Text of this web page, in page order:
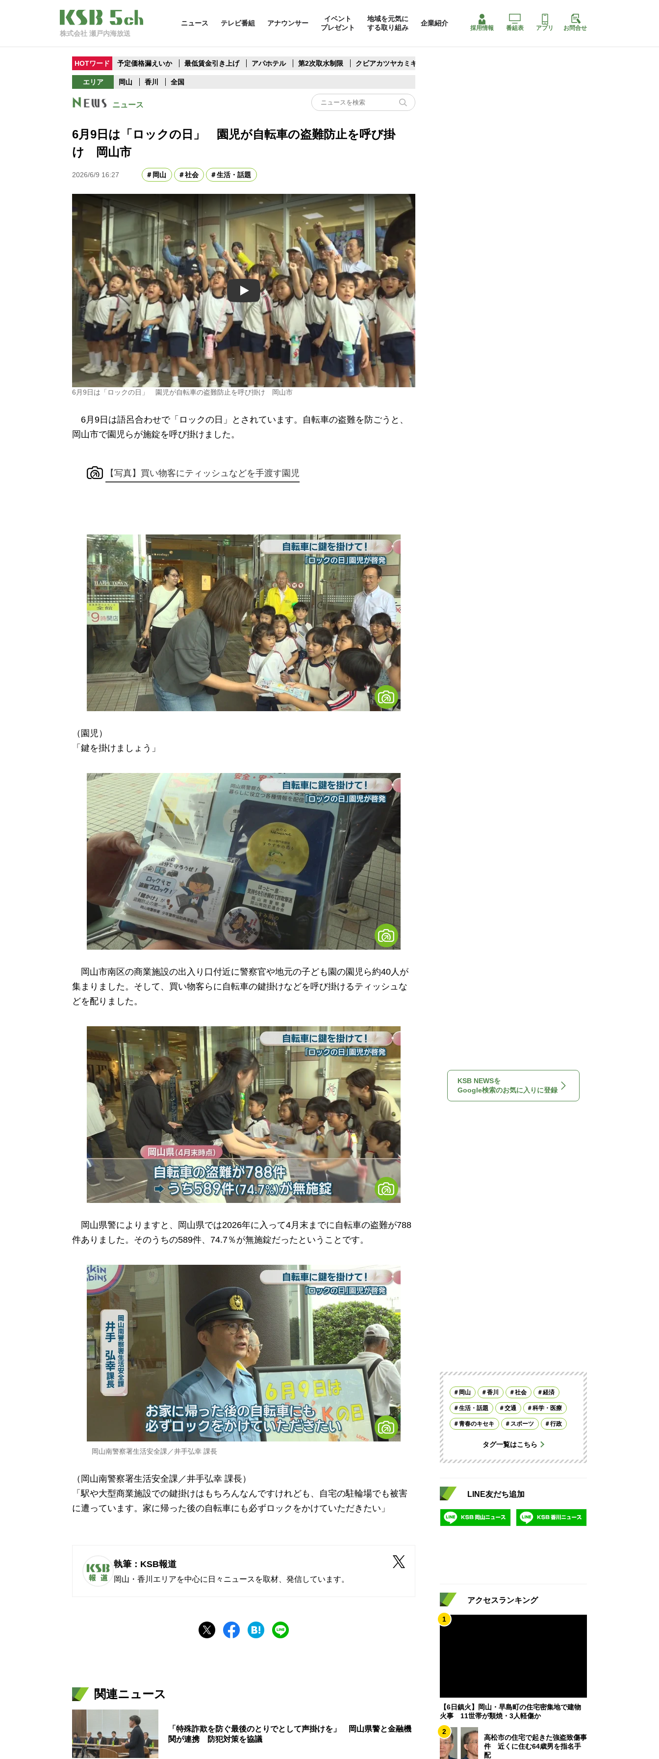
株式会社 瀬戸内海放送
ニュース テレビ番組 アナウンサー
イベント
プレゼント
地域を元気に
する取り組み
企業紹介
採用情報 番組表 アプリ お問合せ
HOTワード 予定価格漏えいか 最低賃金引き上げ アパホテル 第2次取水制限 クビアカツヤカミキリ
エリア 岡山 香川 全国
ニュース
6月9日は「ロックの日」 園児が自転車の盗難防止を呼び掛
け 岡山市
2026/6/9 16:27 岡山 社会 生活・話題
Play
6月9日は「ロックの日」 園児が自転車の盗難防止を呼び掛け 岡山市
6月9日は語呂合わせで「ロックの日」とされています。自転車の盗難を防ごうと、
岡山市で園児らが施錠を呼び掛けました。
【写真】買い物客にティッシュなどを手渡す園児
（園児）
「鍵を掛けましょう」
岡山市南区の商業施設の出入り口付近に警察官や地元の子ども園の園児ら約40人が
集まりました。そして、買い物客らに自転車の鍵掛けなどを呼び掛けるティッシュな
どを配りました。
岡山県警によりますと、岡山県では2026年に入って4月末までに自転車の盗難が788
件ありました。そのうちの589件、74.7％が無施錠だったということです。
岡山南警察署生活安全課／井手弘幸 課長
（岡山南警察署生活安全課／井手弘幸 課長）
「駅や大型商業施設での鍵掛けはもちろんなんですけれども、自宅の駐輪場でも被害
に遭っています。家に帰った後の自転車にも必ずロックをかけていただきたい」
執筆：KSB報道
岡山・香川エリアを中心に日々ニュースを取材、発信しています。
関連ニュース
「特殊詐欺を防ぐ最後のとりでとして声掛けを」 岡山県警と金融機
関が連携 防犯対策を協議
KSB NEWSを
Google検索のお気に入りに登録
岡山 香川 社会 経済
生活・話題 交通 科学・医療
青春のキセキ スポーツ 行政
タグ一覧はこちら
LINE友だち追加
アクセスランキング
1
【6日鎮火】岡山・早島町の住宅密集地で建物
火事 11世帯が類焼・3人軽傷か
2
高松市の住宅で起きた強盗致傷事
件 近くに住む64歳男を指名手
配